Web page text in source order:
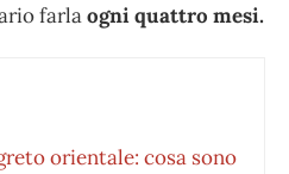
farlaogni quattro mesi.
orientale: cosa sono